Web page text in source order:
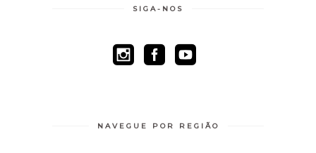
SIGA-NOS
NAVEGUE POR REGIÃO